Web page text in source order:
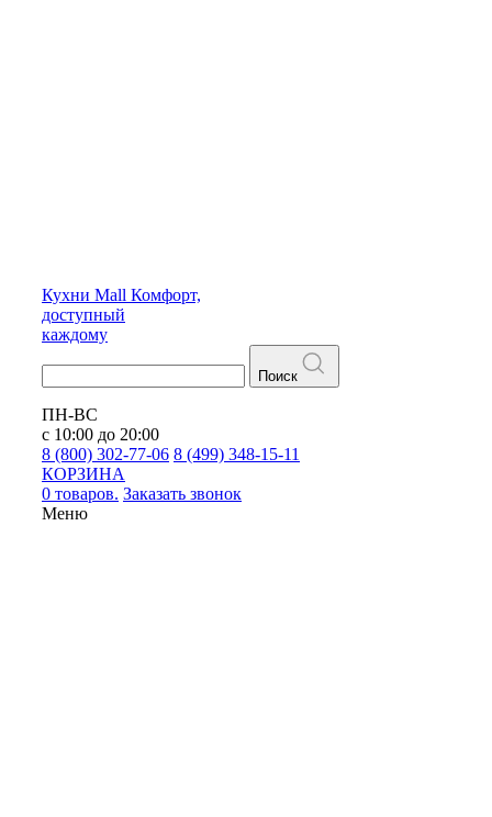
Кухни Mall Комфорт,
доступный
каждому
Поиск
ПН-ВС
с 10:00 до 20:00
8 (800) 302-77-06 8 (499) 348-15-11
КОРЗИНА
0 товаров. Заказать звонок
Меню